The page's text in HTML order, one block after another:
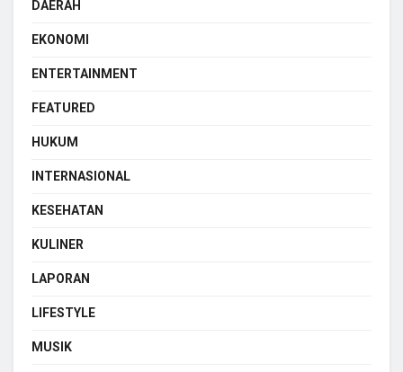
DAERAH
EKONOMI
ENTERTAINMENT
FEATURED
HUKUM
INTERNASIONAL
KESEHATAN
KULINER
LAPORAN
LIFESTYLE
MUSIK